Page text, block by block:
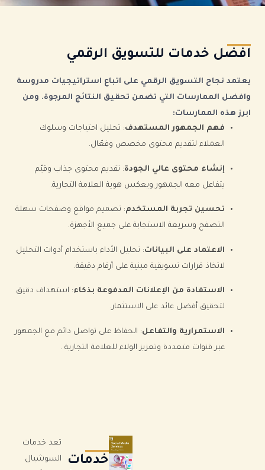
افضل خدمات للتسويق الرقمي
يعتمد نجاح التسويق الرقمي على اتباع استراتيجيات مدروسة
وافضل الممارسات التي تضمن تحقيق النتائج المرجوة. ومن
ابرز هذه الممارسات:
فهم الجمهور المستهدف: تحليل احتياجات وسلوك
العملاء لتقديم محتوى مخصص وفعّال.
إنشاء محتوى عالي الجودة: تقديم محتوى جذاب وقيّم
يتفاعل معه الجمهور ويعكس هوية العلامة التجارية.
تحسين تجربة المستخدم: تصميم مواقع وصفحات سهلة
التصفح وسريعة الاستجابة على جميع الأجهزة.
الاعتماد على البيانات: تحليل الأداء باستخدام أدوات التحليل
لاتخاذ قرارات تسويقية مبنية على أرقام دقيقة.
الاستفادة من الإعلانات المدفوعة بذكاء: استهداف دقيق
لتحقيق أفضل عائد على الاستثمار.
الاستمرارية والتفاعل: الحفاظ على تواصل دائم مع الجمهور
عبر قنوات متعددة وتعزيز الولاء للعلامة التجارية .
خدمات
تعد خدمات
السوشيال